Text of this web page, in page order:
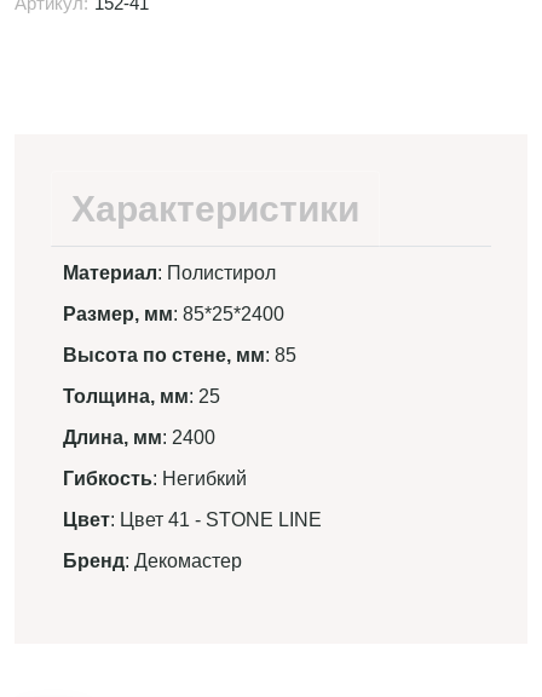
Характеристики
Материал: Полистирол
Размер, мм: 85*25*2400
Высота по стене, мм: 85
Толщина, мм: 25
Длина, мм: 2400
Гибкость: Негибкий
Цвет: Цвет 41 - STONE LINE
Бренд: Декомастер